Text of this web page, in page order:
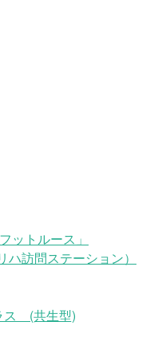
トルース」
訪問ステーション）
ス (共生型)